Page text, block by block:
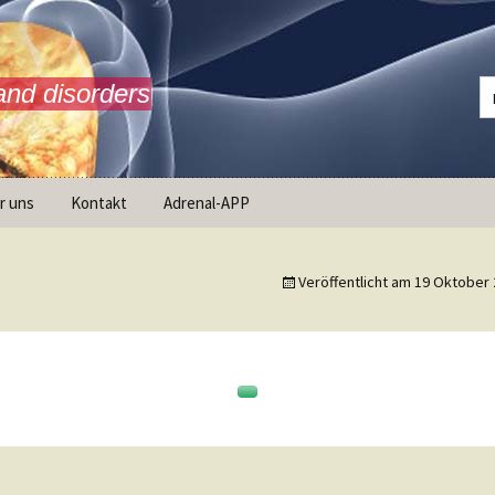
disorders
uns Kontakt Adrenal-APP
Veröffentlicht am 19 Oktober